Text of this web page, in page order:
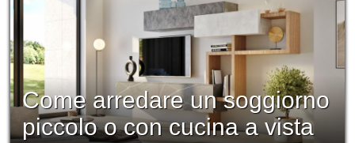
Come arredare un soggiorno
piccolo o con cucina a vista